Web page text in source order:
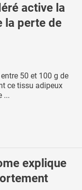
active la
la perte de
50 et 100 g de
ce tissu adipeux
...
explique